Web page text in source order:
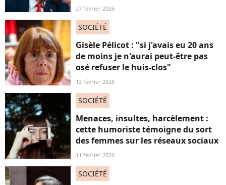
27 février 2026
SOCIÉTÉ
Gisèle Pélicot : "si j'avais eu 20 ans
de moins je n'aurai peut-être pas
osé refuser le huis-clos"
12 février 2026
SOCIÉTÉ
Menaces, insultes, harcèlement :
cette humoriste témoigne du sort
des femmes sur les réseaux sociaux
11 février 2026
SOCIÉTÉ